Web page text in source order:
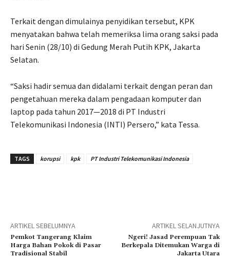
Terkait dengan dimulainya penyidikan tersebut, KPK
menyatakan bahwa telah memeriksa lima orang saksi pada
hari Senin (28/10) di Gedung Merah Putih KPK, Jakarta
Selatan.
“Saksi hadir semua dan didalami terkait dengan peran dan
pengetahuan mereka dalam pengadaan komputer dan
laptop pada tahun 2017—2018 di PT Industri
Telekomunikasi Indonesia (INTI) Persero,” kata Tessa.
TAGS korupsi kpk PT Industri Telekomunikasi Indonesia
ARTIKEL SEBELUMNYA
Pemkot Tangerang Klaim
Harga Bahan Pokok di Pasar
Tradisional Stabil
ARTIKEL SELANJUTNYA
Ngeri! Jasad Perempuan Tak
Berkepala Ditemukan Warga di
Jakarta Utara